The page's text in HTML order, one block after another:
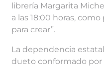
librería Margarita
a las 18:00 horas,
para crear”.
La dependencia
dueto conformado por